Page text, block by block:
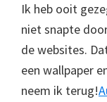
Ik heb ooit
niet snapte
de websites.
een wallpaper
neem ik terug!